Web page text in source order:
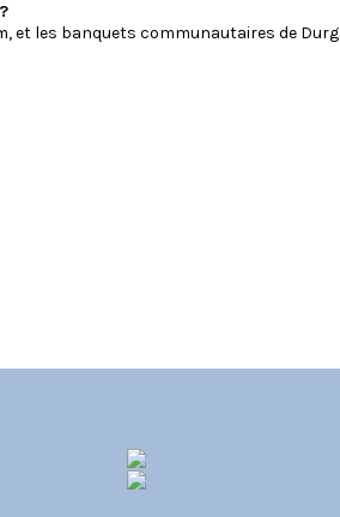
et les banquets communautaires de